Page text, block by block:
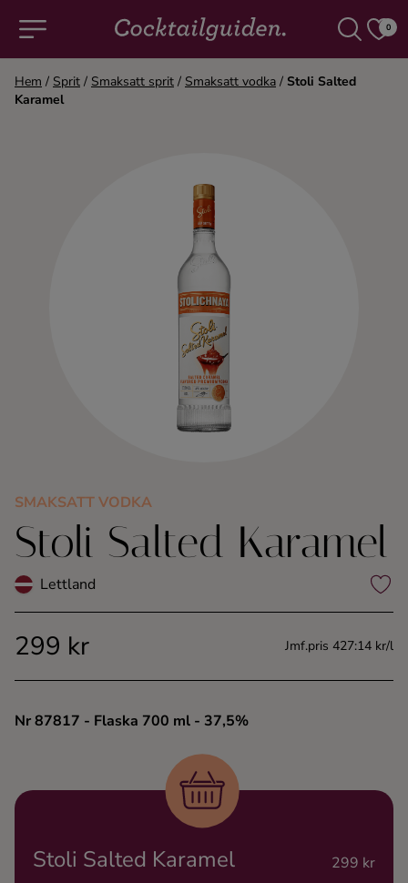
0
COCKTAILS & DRINKAR
Likör
Rom
Tequila
Whisky
Hem / Sprit / Smaksatt sprit / Smaksatt vodka / Stoli Salted
Karamel
SMAKSATT VODKA
Stoli Salted Karamel
Lettland
299 kr Jmf.pris 427:14 kr/l
Nr 87817 - Flaska 700 ml - 37,5%
Stoli Salted Karamel 299 kr